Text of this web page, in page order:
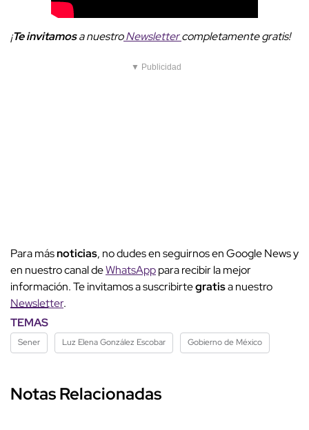
¡Te invitamosa nuestroNewslettercompletamente gratis!
▼ Publicidad
Para másnoticias, no dudes en seguirnos en Google News y
en nuestro canal deWhatsApppara recibir la mejor
información. Te invitamos a suscribirtegratisa nuestro
Newsletter.
TEMAS
Sener Luz Elena González Escobar Gobierno de México
Notas Relacionadas